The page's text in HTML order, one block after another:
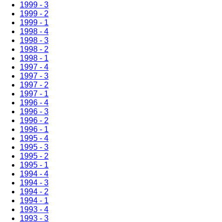
1999 - 3
1999 - 2
1999 - 1
1998 - 4
1998 - 3
1998 - 2
1998 - 1
1997 - 4
1997 - 3
1997 - 2
1997 - 1
1996 - 4
1996 - 3
1996 - 2
1996 - 1
1995 - 4
1995 - 3
1995 - 2
1995 - 1
1994 - 4
1994 - 3
1994 - 2
1994 - 1
1993 - 4
1993 - 3